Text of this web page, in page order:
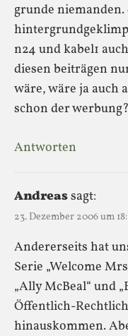
grunde
n24 und kabel1
diesen beiträgen
wäre, wäre ja auch
schon der werbung?
Antworten
Andreassagt:
23. Dezember 2006 um
Andererseits hat
Serie „Welcome
„Ally McBeal“ und
Öffentlich-
hinauskommen.